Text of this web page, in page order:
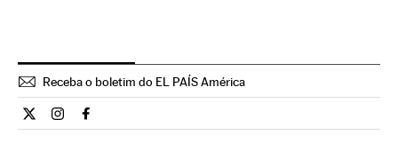
Receba o boletim do EL PAÍS América
Opiniao El País Brasil en Twitter
Opiniao El País Brasil en Instagram
Opiniao El País Brasil en Facebook